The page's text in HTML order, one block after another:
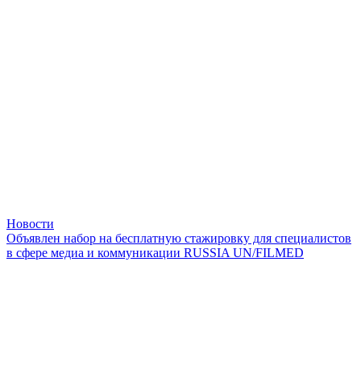
Новости
Объявлен набор на бесплатную стажировку для специалистов
в сфере медиа и коммуникации RUSSIA UN/FILMED